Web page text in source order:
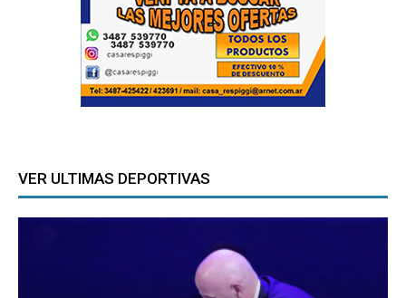
VER ULTIMAS DEPORTIVAS